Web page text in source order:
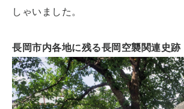
しゃいました。
長岡市内各地に残る長岡空襲関連史跡